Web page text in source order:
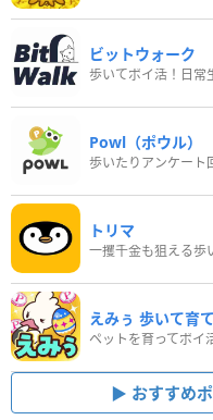
ビットウォーク
Powl（ポウル）
トリマ
一攫千金も狙える歩
えみぅ 歩いて育
おすすめ